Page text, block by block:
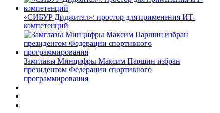
«СИБУР Диджитал»: простор для применения ИТ-
компетенций
Замглавы Минцифры Максим Паршин избран
президентом Федерации спортивного
программирования